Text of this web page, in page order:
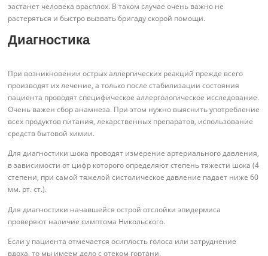
застанет человека врасплох. В таком случае очень важно не
растеряться и быстро вызвать бригаду скорой помощи.
Диагностика
При возникновении острых аллергических реакций прежде всего
производят их лечение, а только после стабилизации состояния
пациента проводят специфическое аллергологическое исследование.
Очень важен сбор анамнеза. При этом нужно выяснить употребление
всех продуктов питания, лекарственных препаратов, использование
средств бытовой химии.
Для диагностики шока проводят измерение артериального давления,
в зависимости от цифр которого определяют степень тяжести шока (4
степени, при самой тяжелой систолическое давление падает ниже 60
мм. рт. ст.).
Для диагностики начавшейся острой отслойки эпидермиса
проверяют наличие симптома Никольского.
Если у пациента отмечается осиплость голоса или затруднение
вдоха, то мы имеем дело с отеком гортани.